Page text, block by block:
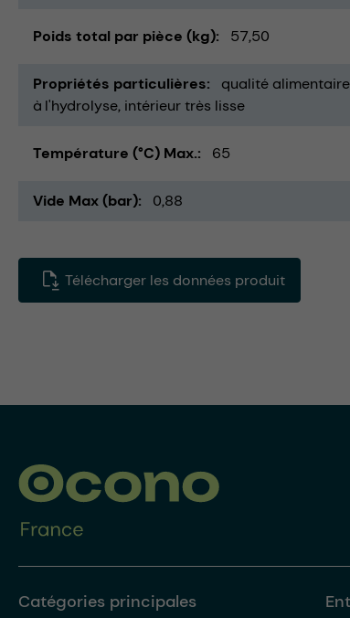
Poids total par pièce (kg) 57,50
Propriétés particulières qualité alimentaire
à l'hydrolyse intérieur très lisse
Température (°C) Max. 65
Vide Max (bar) 0,88
Télécharger les données produit
Catégories principales